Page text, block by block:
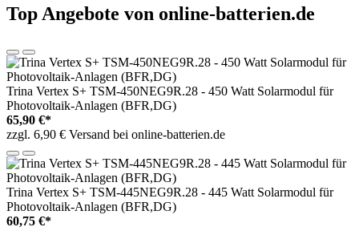
Top Angebote von online-batterien.de
Trina Vertex S+ TSM-450NEG9R.28 - 450 Watt Solarmodul für
Photovoltaik-Anlagen (BFR,DG)
65,90 €*
zzgl. 6,90 € Versand bei online-batterien.de
Trina Vertex S+ TSM-445NEG9R.28 - 445 Watt Solarmodul für
Photovoltaik-Anlagen (BFR,DG)
60,75 €*